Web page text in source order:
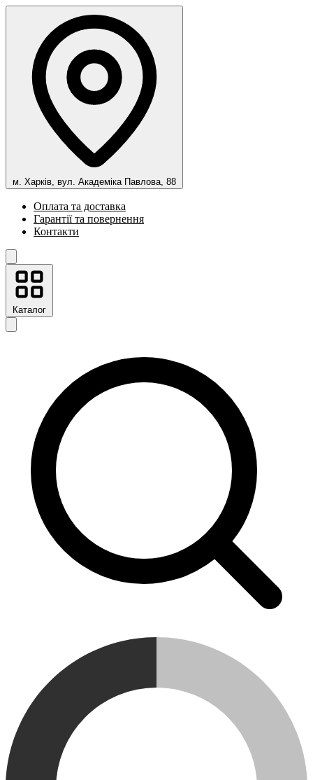
м. Харків, вул. Академіка Павлова, 88
Оплата та доставка
Гарантії та повернення
Контакти
Каталог